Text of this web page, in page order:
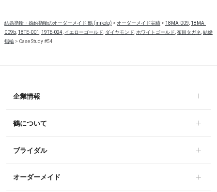
結婚指輪・婚約指輪のオーダーメイド 鶴 (mikoto) > オーダーメイド実績> 18MA-009 18MA-
009b, 18TE-001 19TE-024 イエローゴールド ダイヤモンド ホワイトゴールド 布目タガネ 結婚
指輪> Case Study #54
企業情報
鶴について
ブライダル
オーダーメイド